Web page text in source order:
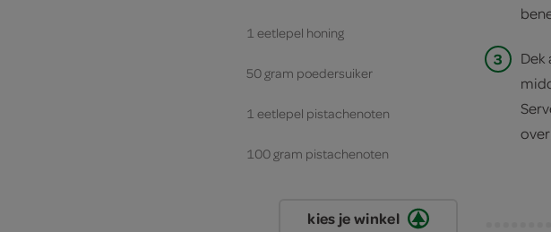
1 eetlepel honing
50 gram poedersuiker
1 eetlepel pistachenoten
100 gram pistachenoten
kies je winkel
3